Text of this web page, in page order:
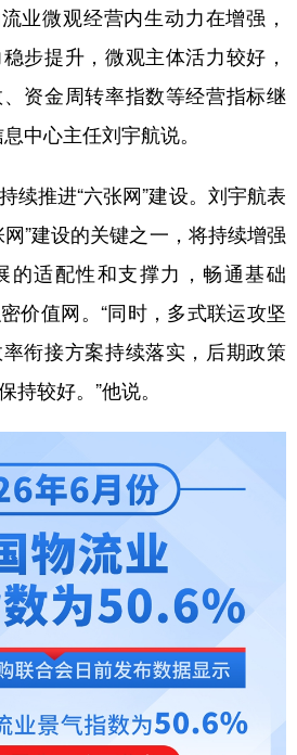
微观经营内生动力在增强，
步提升，微观主体活力较好，
资金周转率指数等经营指标继
中心主任刘宇航说。
推进“六张网”建设。刘宇航表
”建设的关键之一，将持续增强
的适配性和支撑力，畅通基础
价值网。“同时，多式联运攻坚
衔接方案持续落实，后期政策
持较好。”他说。